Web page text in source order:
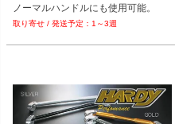
ノーマルハンドルにも使用可能。
1～3週